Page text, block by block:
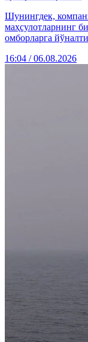
Шунингдек,
маҳсулотларнинг
омборларга
16:04 / 06.08.2026